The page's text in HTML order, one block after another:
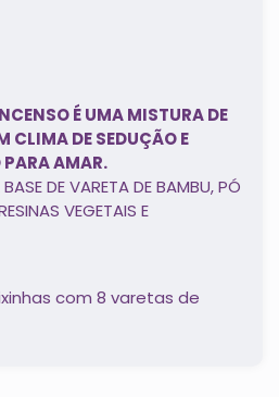
É UMA MISTURA DE
CLIMA DE SEDUÇÃO E
AMAR.
DE VARETA DE BAMBU, PÓ
VEGETAIS E
com 8 varetas de